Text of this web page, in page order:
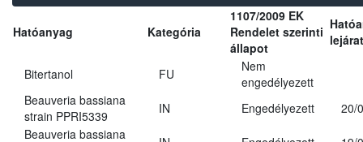
Hatóanyag Kategória
1107/2009 EK
Rendelet szerinti
állapot
Bitertanol FU
Nem
engedélyezett
Beauveria bassiana
strain PPRI5339
IN Engedélyezett
20/
Beauveria bassiana